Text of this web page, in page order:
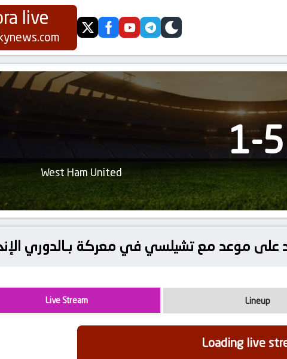
live
twitterfacebookyoutubetelegram
skin
West Ham United
1-5
على موعد مع تشيلسي في معركة بـالدوري
Live Stream Lineup
Loading live